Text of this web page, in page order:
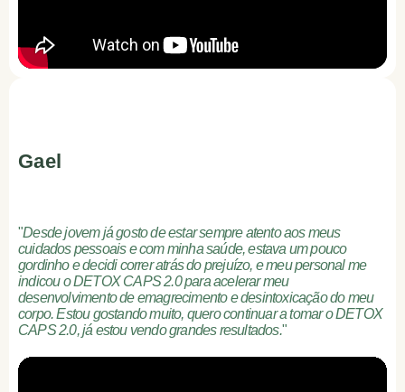
Gael
"Desde jovem já gosto de estar sempre atento aos meus
cuidados pessoais e com minha saúde, estava um pouco
gordinho e decidi correr atrás do prejuízo, e meu personal me
indicou o DETOX CAPS 2.0 para acelerar meu
desenvolvimento de emagrecimento e desintoxicação do meu
corpo. Estou gostando muito, quero continuar a tomar o DETOX
CAPS 2.0, já estou vendo grandes resultados."